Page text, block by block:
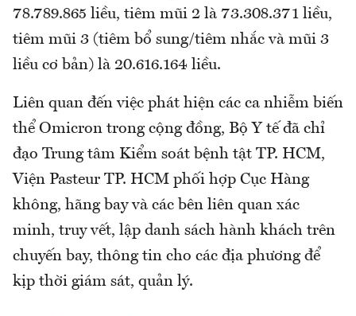
78.789.865 liều, tiêm mũi 2 là 73.308.371 liều,
tiêm mũi 3 (tiêm bổ sung/tiêm nhắc và mũi 3
liều cơ bản) là 20.616.164 liều.
Liên quan đến việc phát hiện các ca nhiễm biến
thể Omicron trong cộng đồng, Bộ Y tế đã chỉ
đạo Trung tâm Kiểm soát bệnh tật TP. HCM,
Viện Pasteur TP. HCM phối hợp Cục Hàng
không, hãng bay và các bên liên quan xác
minh, truy vết, lập danh sách hành khách trên
chuyến bay, thông tin cho các địa phương để
kịp thời giám sát, quản lý.